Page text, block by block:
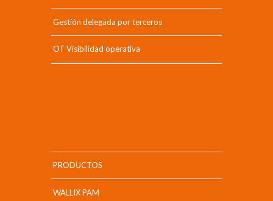
Gestión delegada por terceros
OT Visibilidad operativa
PRODUCTOS
WALLIX PAM